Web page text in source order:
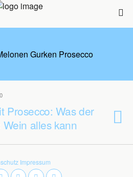
Gurken Prosecco
Prosecco: Was der
alles kann
Impressum